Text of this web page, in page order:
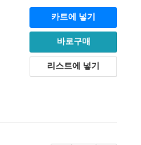
카트에 넣기
바로구매
리스트에 넣기